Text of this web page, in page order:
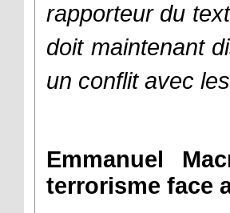
rapporteur du
doit maintenant
un conflit avec
Emmanuel
terrorisme face